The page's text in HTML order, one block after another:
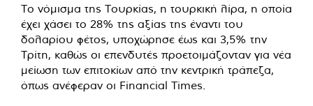
Το νόμισμα της Τουρκίας, η τουρκική λίρα, η οποία
έχει χάσει το 28% της αξίας της έναντι του
δολαρίου φέτος, υποχώρησε έως και 3,5% την
Τρίτη, καθώς οι επενδυτές προετοιμάζονταν για νέα
μείωση των επιτοκίων από την κεντρική τράπεζα,
όπως ανέφεραν οι Financial Times.